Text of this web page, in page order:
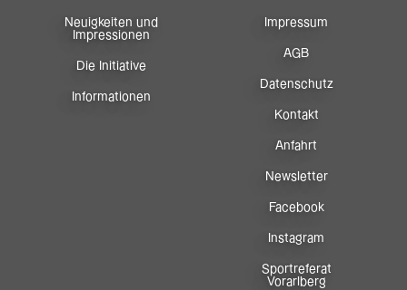
Neuigkeiten und
Impressionen
Die Initiative
Informationen
Impressum
AGB
Datenschutz
Kontakt
Anfahrt
Newsletter
Facebook
Instagram
Sportreferat
Vorarlberg